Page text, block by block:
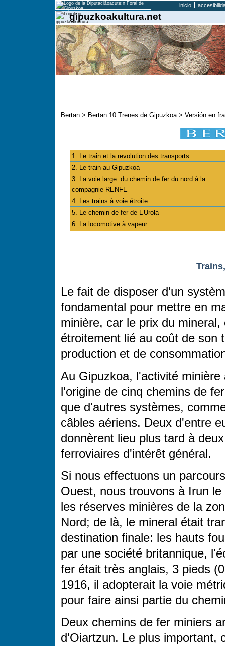
inicio
gipuzkoakultura.net
Bertan > Bertan 10 Trenes de Gipuzkoa> Versión en
1. Le train et la revolution des transports
2. Le train au Gipuzkoa
3. La voie large: du chemin de fer du nord à la
compagnie RENFE
4. Les trains à voie étroite
5. Le chemin de fer de L’Urola
6. La locomotive à vapeur
Le fait de disposer d'un
fondamental pour mettre en
minière, car le prix du
étroitement lié au coût de son
production et de
Au Gipuzkoa, l'activité minière
l'origine de cinq chemins de
que d'autres systèmes,
câbles aériens. Deux d'entre
donnèrent lieu plus tard à
ferroviaires d'intérêt général.
Si nous effectuons un
Ouest, nous trouvons à Irun
les réserves minières de la
Nord; de là, le mineral était
destination finale: les hauts
par une société britannique,
fer était très anglais, 3 pieds
1916, il adopterait la voie
pour faire ainsi partie du
Deux chemins de fer miniers
d'Oiartzun. Le plus important,